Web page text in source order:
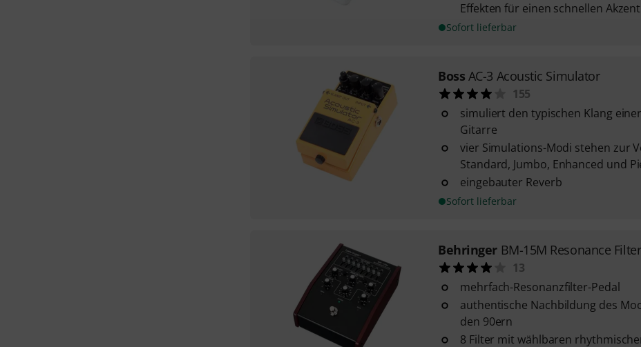
Effekten für einen schnellen Akzent
Sofort lieferbar
Boss AC-3 Acoustic Simulator
155
simuliert den typischen Klang
Gitarre
vier Simulations-Modi stehen zur
Standard, Jumbo, Enhanced und
eingebauter Reverb
Sofort lieferbar
Behringer BM-15M Resonance Filter
13
mehrfach-Resonanzfilter-Pedal
authentische Nachbildung des
den 90ern
8 Filter mit wählbaren